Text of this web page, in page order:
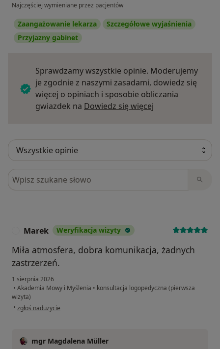
Najczęściej wymieniane przez pacjentów
Zaangażowanie lekarza
Szczegółowe wyjaśnienia
Przyjazny gabinet
Sprawdzamy wszystkie opinie. Moderujemy
je zgodnie z naszymi zasadami, dowiedz się
więcej o opiniach i sposobie obliczania
gwiazdek na Dowiedz się więcej
Szukaj w opiniach
Marek Weryfikacja wizyty
Miła atmosfera, dobra komunikacja, żadnych
zastrzerzeń.
1 sierpnia 2026
• Akademia Mowy i Myślenia • konsultacja logopedyczna (pierwsza
wizyta)
• w opinii użytkownika Marek
zgłoś nadużycie
mgr Magdalena Müller